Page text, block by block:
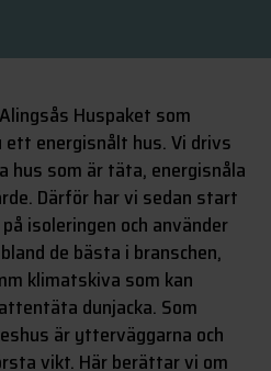
Huspaket som
energisnålt hus. Vi drivs
som är täta, energisnåla
Därför har vi sedan start
isoleringen och använder
de bästa i branschen,
klimatskiva som kan
dunjacka. Som
är ytterväggarna och
vikt. Här berättar vi om